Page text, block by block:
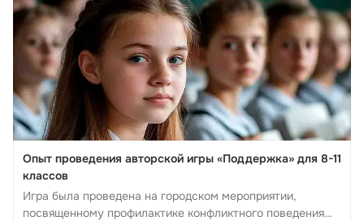
Опыт проведения авторской игры «Поддержка» для 8-11
классов
Игра была проведена на городском мероприятии,
посвященному профилактике конфликтного поведения